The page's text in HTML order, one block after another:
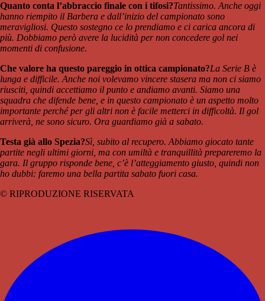
Quanto conta l’abbraccio finale con i tifosi?Tantissimo. Anche oggi
hanno riempito il Barbera e dall’inizio del campionato sono
meravigliosi. Questo sostegno ce lo prendiamo e ci carica ancora di
più. Dobbiamo però avere la lucidità per non concedere gol nei
momenti di confusione.
Che valore ha questo pareggio in ottica campionato?La Serie B è
lunga e difficile. Anche noi volevamo vincere stasera ma non ci siamo
riusciti, quindi accettiamo il punto e andiamo avanti. Siamo una
squadra che difende bene, e in questo campionato è un aspetto molto
importante perché per gli altri non è facile metterci in difficoltà. Il gol
arriverà, ne sono sicuro. Ora guardiamo già a sabato.
Testa già allo Spezia?Sì, subito al recupero. Abbiamo giocato tante
partite negli ultimi giorni, ma con umiltà e tranquillità prepareremo la
gara. Il gruppo risponde bene, c’è l’atteggiamento giusto, quindi non
ho dubbi: faremo una bella partita sabato fuori casa.
© RIPRODUZIONE RISERVATA